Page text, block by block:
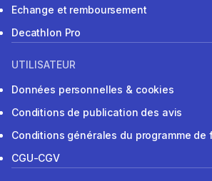
Echange et remboursement
Decathlon Pro
UTILISATEUR
Données personnelles & cookies
Conditions de publication des avis
Conditions générales du programme de
CGU-CGV